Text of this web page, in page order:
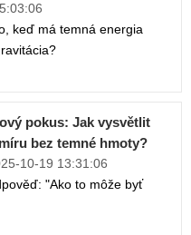
keď má temná energia
pokus: Jak vysvětlit
bez temné hmoty?
10-19 13:31:06
"Ako to môže byť